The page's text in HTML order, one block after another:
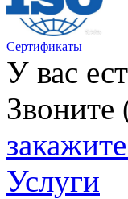
Сертификаты
У вас
Услуги